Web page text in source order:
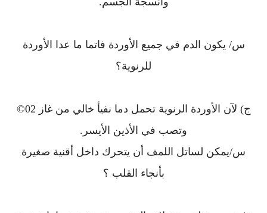
س/ يكون الدم في جميع الأوردة فاتما ما عدا الأوردة
للرنوية؟
ج) لآن الأوردة الرنوية تحمل دما نفيأ خالي من غاز 02©
وتصب في الأذين الأيسر.
س/يمكن لساتل اللمف أن يتحرك داخل أقنية صغيرة
بأنجاء القلب ؟